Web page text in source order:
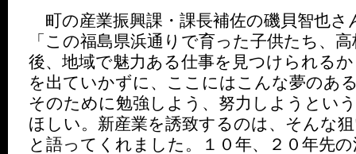
町の産業振興課・課長補佐の磯貝智也さ
「この福島県浜通りで育った子供たち、
後、地域で魅力ある仕事を見つけられる
を出ていかずに、ここにはこんな夢のあ
そのために勉強しよう、努力しようとい
ほしい。新産業を誘致するのは、そんな
と語ってくれました。１０年、２０年先